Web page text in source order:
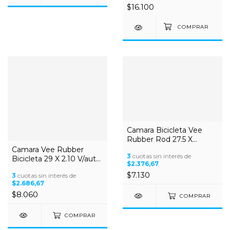
$16.100
Camara Vee Rubber
Bicicleta 29 X 2.10 V/auto
3 cuotas sin interés de
$2.686,67
$8.060
COMPRAR
Camara Bicicleta Vee
Rubber Rod 27.5 X
3 cuotas sin interés de
$2.376,67
$7.130
COMPRAR